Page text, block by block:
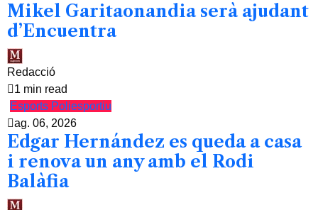
Mikel Garitaonandia serà ajudant
d’Encuentra
Redacció
1 min read
Esports Poliesportiu
ag. 06, 2026
Edgar Hernández es queda a casa
i renova un any amb el Rodi
Balàfia